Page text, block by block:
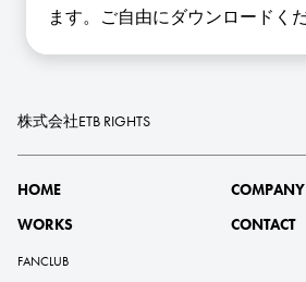
ます。 ご自由にダウンロードくだ
株式会社ETB RIGHTS
HOME
COMPANY
WORKS
FANCLUB
CONTACT